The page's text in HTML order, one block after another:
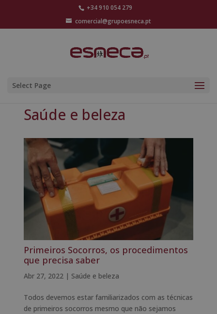
+34 910 054 279
comercial@grupoesneca.pt
Select Page
Saúde e beleza
Primeiros Socorros, os procedimentos
que precisa saber
Abr 27, 2022| Saúde e beleza
Todos devemos estar familiarizados com as técnicas
de primeiros socorros mesmo que não sejamos